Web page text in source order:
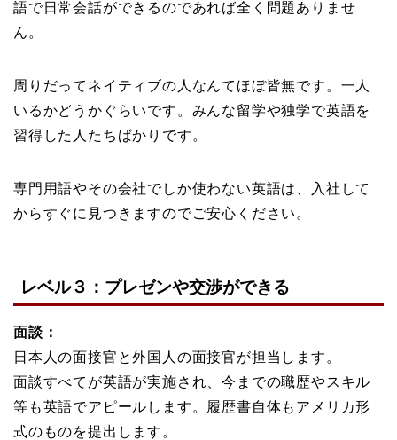
語で日常会話ができるのであれば全く問題ありませ
ん。
周りだってネイティブの人なんてほぼ皆無です。一人
いるかどうかぐらいです。みんな留学や独学で英語を
習得した人たちばかりです。
専門用語やその会社でしか使わない英語は、入社して
からすぐに見つきますのでご安心ください。
レベル３：プレゼンや交渉ができる
面談：
日本人の面接官と外国人の面接官が担当します。
面談すべてが英語が実施され、今までの職歴やスキル
等も英語でアピールします。履歴書自体もアメリカ形
式のものを提出します。